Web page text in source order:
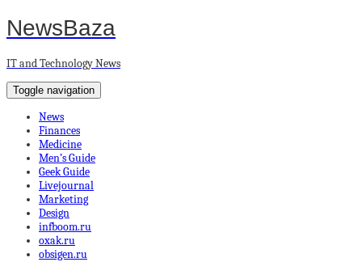
NewsBaza
IT and Technology News
Toggle navigation
News
Finances
Medicine
Men’s Guide
Geek Guide
Livejournal
Marketing
Design
infboom.ru
oxak.ru
obsigen.ru